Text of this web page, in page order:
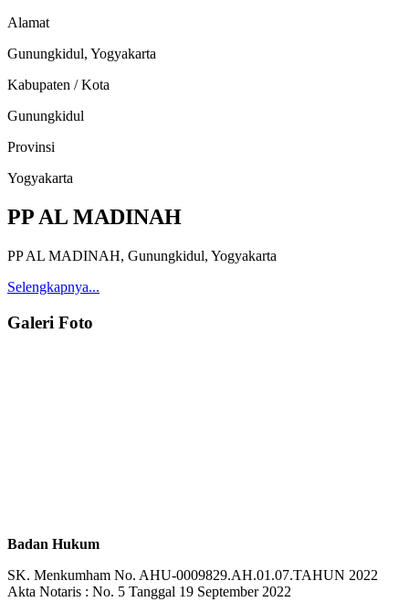
Alamat
Gunungkidul, Yogyakarta
Kabupaten / Kota
Gunungkidul
Provinsi
Yogyakarta
PP AL MADINAH
PP AL MADINAH, Gunungkidul, Yogyakarta
Selengkapnya...
Galeri Foto
Badan Hukum
SK. Menkumham No. AHU-0009829.AH.01.07.TAHUN 2022
Akta Notaris : No. 5 Tanggal 19 September 2022